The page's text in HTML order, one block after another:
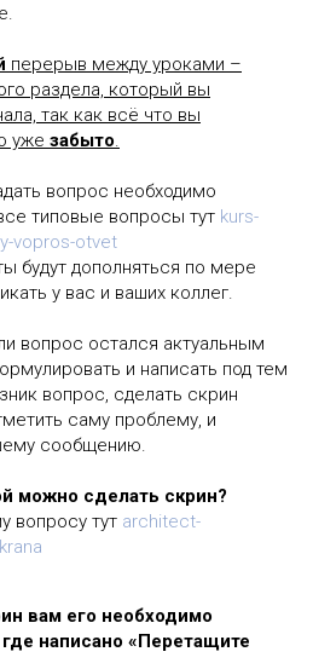
перерыв между уроками –
раздела, который вы
так как всё что вы
уже забыто.
вопрос необходимо
типовые вопросы тут kurs-
vopros-otvet
будут дополняться по мере
у вас и ваших коллег.
вопрос остался актуальным
и написать под тем
вопрос, сделать скрин
саму проблему, и
сообщению.
можно сделать скрин?
вопросу тут architect-
вам его необходимо
написано «Перетащите